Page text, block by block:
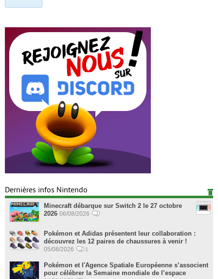
Dernières infos Nintendo
Minecraft débarque sur Switch 2 le 27 octobre
2026 06/08/2026
Pokémon et Adidas présentent leur collaboration :
découvrez les 12 paires de chaussures à venir !
05/08/2026 1
Pokémon et l'Agence Spatiale Européenne s’associent
pour célébrer la Semaine mondiale de l’espace